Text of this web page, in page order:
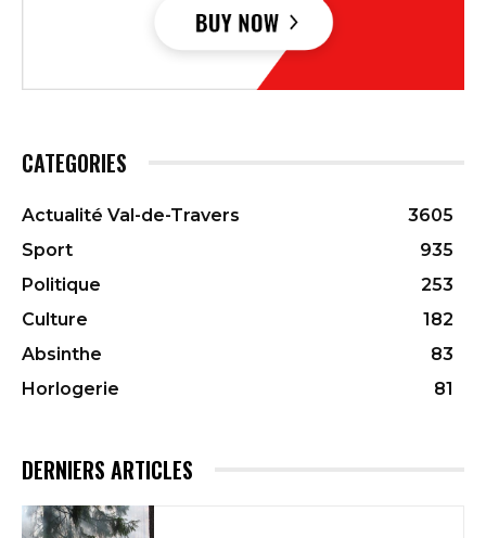
CATEGORIES
Actualité Val-de-Travers
3605
Sport
935
Politique
253
Culture
182
Absinthe
83
Horlogerie
81
DERNIERS ARTICLES